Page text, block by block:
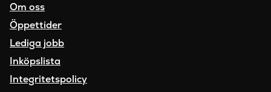
Om oss
Öppettider
Lediga jobb
Inköpslista
Integritetspolicy